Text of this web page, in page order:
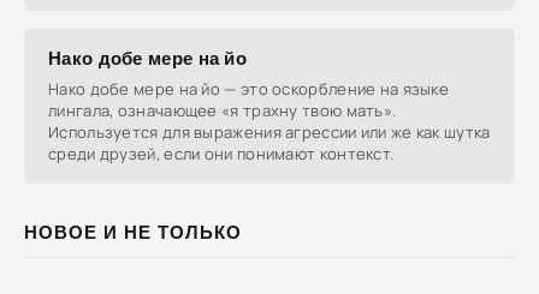
НОВОЕ И НЕ ТОЛЬКО
Нако добе мере на йо
Нако добе мере на йо — это оскорбление на языке
лингала, означающее «я трахну твою мать».
Используется для выражения агрессии или же как шутка
среди друзей, если они понимают контекст.